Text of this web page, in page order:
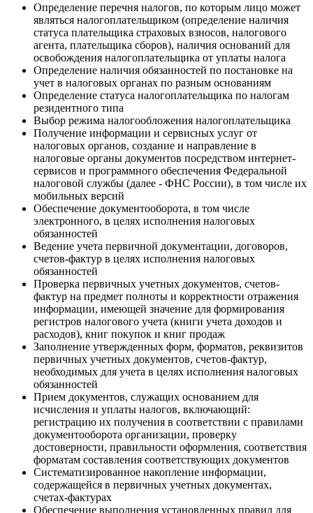
Определение перечня налогов, по которым лицо может
являться налогоплательщиком (определение наличия
статуса плательщика страховых взносов, налогового
агента, плательщика сборов), наличия оснований для
освобождения налогоплательщика от уплаты налога
Определение наличия обязанностей по постановке на
учет в налоговых органах по разным основаниям
Определение статуса налогоплательщика по налогам
резидентного типа
Выбор режима налогообложения налогоплательщика
Получение информации и сервисных услуг от
налоговых органов, создание и направление в
налоговые органы документов посредством интернет-
сервисов и программного обеспечения Федеральной
налоговой службы (далее - ФНС России), в том числе их
мобильных версий
Обеспечение документооборота, в том числе
электронного, в целях исполнения налоговых
обязанностей
Ведение учета первичной документации, договоров,
счетов-фактур в целях исполнения налоговых
обязанностей
Проверка первичных учетных документов, счетов-
фактур на предмет полноты и корректности отражения
информации, имеющей значение для формирования
регистров налогового учета (книги учета доходов и
расходов), книг покупок и книг продаж
Заполнение утвержденных форм, форматов, реквизитов
первичных учетных документов, счетов-фактур,
необходимых для учета в целях исполнения налоговых
обязанностей
Прием документов, служащих основанием для
исчисления и уплаты налогов, включающий:
регистрацию их получения в соответствии с правилами
документооборота организации, проверку
достоверности, правильности оформления, соответствия
форматам составления соответствующих документов
Систематизированное накопление информации,
содержащейся в первичных учетных документах,
счетах-фактурах
Обеспечение выполнения установленных правил для